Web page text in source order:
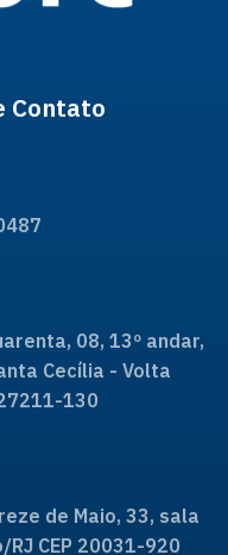
Contato
08, 13º andar,
Cecília - Volta
130
de Maio, 33, sala
CEP 20031-920